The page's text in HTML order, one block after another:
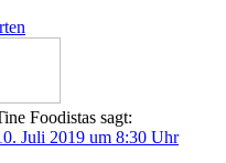
Foodistas sagt:
Juli 2019 um 8:30 Uhr